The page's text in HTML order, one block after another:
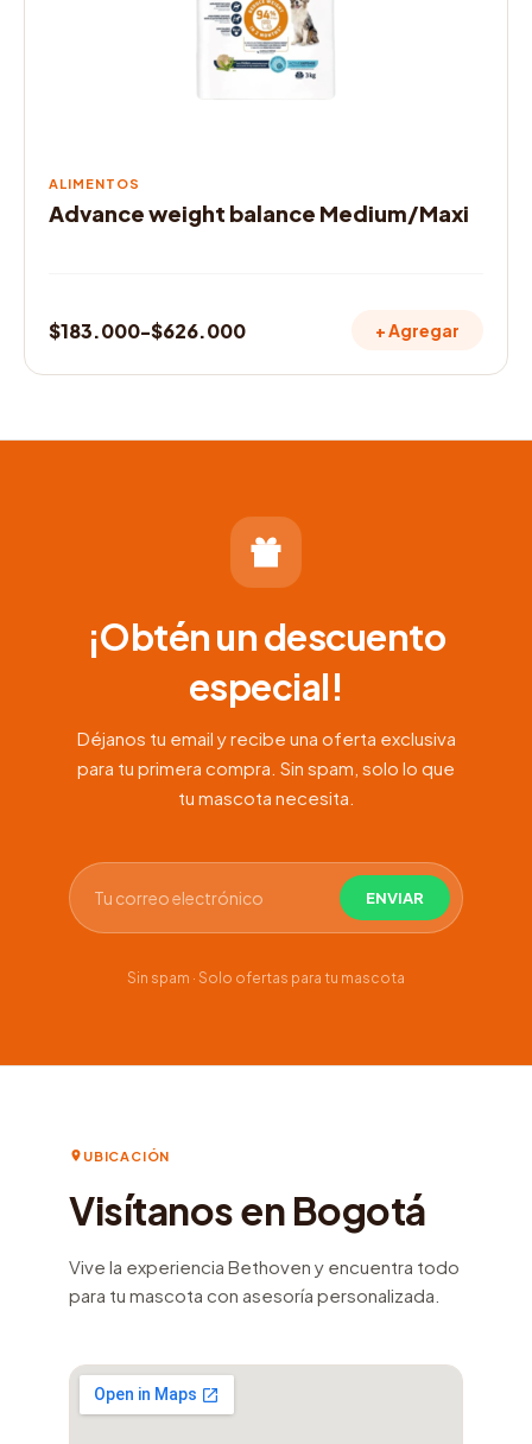
ALIMENTOS
Advance weight balance Medium/Maxi
$183.000-$626.000
Rango
de
+ Agregar
producto
¡Obtén un descuento
especial!
Déjanos tu email y recibe una oferta exclusiva
para tu primera compra. Sin spam, solo lo que
tu mascota necesita.
Sin spam · Solo ofertas para tu mascota
UBICACIÓN
Visítanos en Bogotá
Vive la experiencia Bethoven y encuentra todo
para tu mascota con asesoría personalizada.